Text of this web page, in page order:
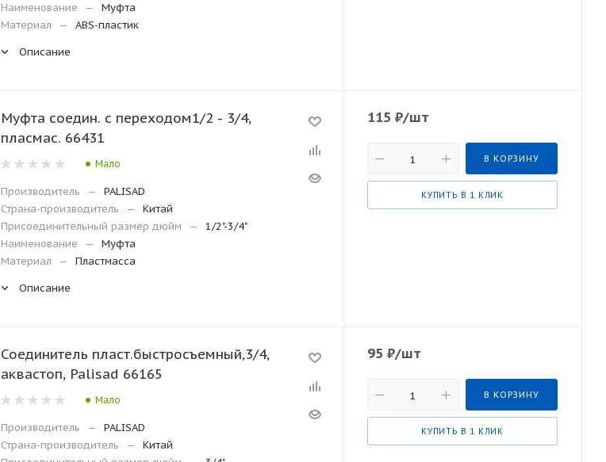
Наименование
—
Муфта
Материал
—
ABS-пластик
Описание
Муфта соедин. с переходом1/2 - 3/4,
пласмас. 66431
Мало
Производитель —
PALISAD
Страна-производитель
—
Китай
Присоединительный размер дюйм
—
1/2"-3/4"
Наименование
—
Муфта
Материал
—
Пластмасса
Описание
115 ₽/шт
В КОРЗИНУ
КУПИТЬ В 1 КЛИК
Соединитель пласт.быстросъемный,3/4,
аквастоп, Palisad 66165
Мало
Производитель —
PALISAD
Страна-производитель
—
Китай
95 ₽/шт
В КОРЗИНУ
КУПИТЬ В 1 КЛИК